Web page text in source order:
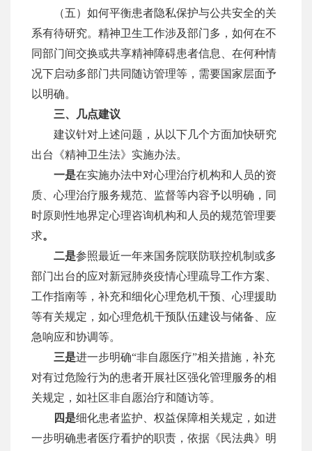
（五）如何平衡患者隐私保护与公共安全的关
系有待研究。精神卫生工作涉及部门多，如何在不
同部门间交换或共享精神障碍患者信息、在何种情
况下启动多部门共同随访管理等，需要国家层面予
以明确。
三、几点建议
建议针对上述问题，从以下几个方面加快研究
出台《精神卫生法》实施办法。
一是在实施办法中对心理治疗机构和人员的资
质、心理治疗服务规范、监督等内容予以明确，同
时原则性地界定心理咨询机构和人员的规范管理要
求。
二是参照最近一年来国务院联防联控机制或多
部门出台的应对新冠肺炎疫情心理疏导工作方案、
工作指南等，补充和细化心理危机干预、心理援助
等有关规定，如心理危机干预队伍建设与储备、应
急响应和协调等。
三是进一步明确“非自愿医疗”相关措施，补充
对有过危险行为的患者开展社区强化管理服务的相
关规定，如社区非自愿治疗和随访等。
四是细化患者监护、权益保障相关规定，如进
一步明确患者医疗看护的职责，依据《民法典》明